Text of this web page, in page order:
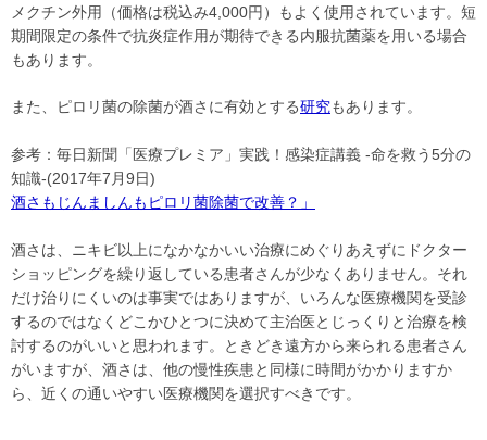
メクチン外用（価格は税込み4,000円）もよく使用されています。短
期間限定の条件で抗炎症作用が期待できる内服抗菌薬を用いる場合
もあります。
また、ピロリ菌の除菌が酒さに有効とする研究もあります。
参考：毎日新聞「医療プレミア」実践！感染症講義 -命を救う5分の
知識-(2017年7月9日)
酒さもじんましんもピロリ菌除菌で改善？」
酒さは、ニキビ以上になかなかいい治療にめぐりあえずにドクター
ショッピングを繰り返している患者さんが少なくありません。それ
だけ治りにくいのは事実ではありますが、いろんな医療機関を受診
するのではなくどこかひとつに決めて主治医とじっくりと治療を検
討するのがいいと思われます。ときどき遠方から来られる患者さん
がいますが、酒さは、他の慢性疾患と同様に時間がかかりますか
ら、近くの通いやすい医療機関を選択すべきです。